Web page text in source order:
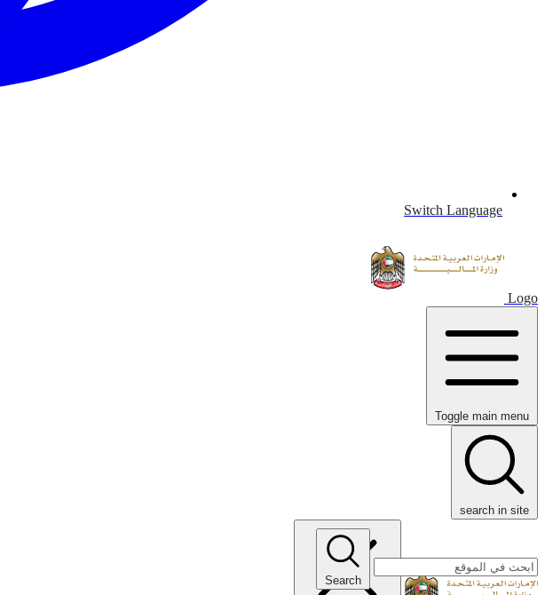
Switch Language
Logo
Toggle main menu
search in site
Search